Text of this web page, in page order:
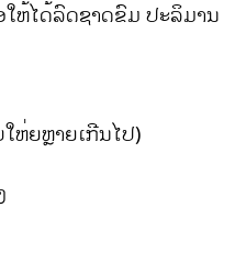
ໃຫ້ໄດ້ລົດຊາດຂົມ ປະລິມານ
ຫ່ຍຫຼາຍເກີນໄປ)